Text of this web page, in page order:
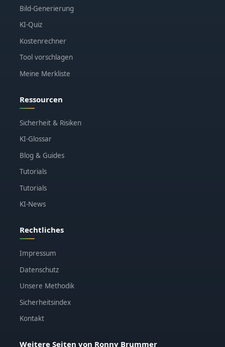
Bild-Generierung
KI-Quiz
Kostenrechner
Tool vorschlagen
Meine Merkliste
Ressourcen
Sicherheit & Risiken
KI-Glossar
Blog & Guides
Tutorials
Tutorials
KI-News
Rechtliches
Impressum
Datenschutz
Unsere Methodik
Sicherheitsindex
Kontakt
Weitere Seiten von Ronny Brummer